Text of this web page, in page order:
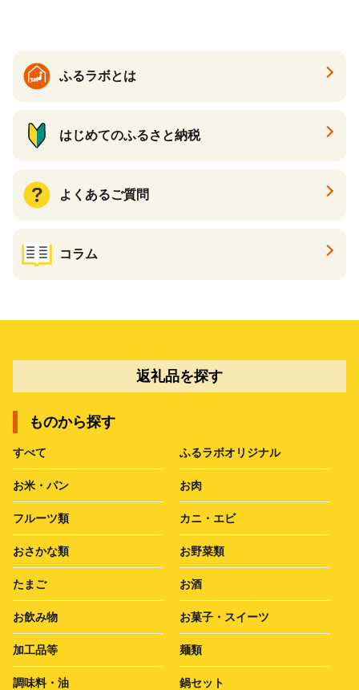
ふるラボとは
はじめてのふるさと納税
よくあるご質問
コラム
返礼品を探す
ものから探す
すべて ふるラボオリジナル
お米・パン お肉
フルーツ類 カニ・エビ
おさかな類 お野菜類
たまご お酒
お飲み物 お菓子・スイーツ
加工品等 麺類
調味料・油 鍋セット